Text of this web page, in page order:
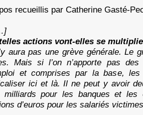
recueillis par Catherine Gasté-
actions vont-elles se
aura pas une grève générale. Le
Mais si l’on n’apporte pas
et comprises par la base,
ici et là. Il ne peut y avoir
milliards pour les banques et les
d’euros pour les salariés